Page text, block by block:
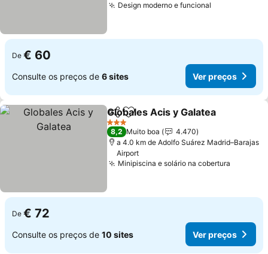
Design moderno e funcional
De € 60
Consulte os preços de 6 sites Ver preços
PartilharAdicionar aos favoritos
Globales Acis y Galatea
3 Estrelas
8,2 Muito boa
4.470
a 4.0 km de Adolfo Suárez Madrid–Barajas
Airport
Minipiscina e solário na cobertura
De € 72
Consulte os preços de 10 sites Ver preços